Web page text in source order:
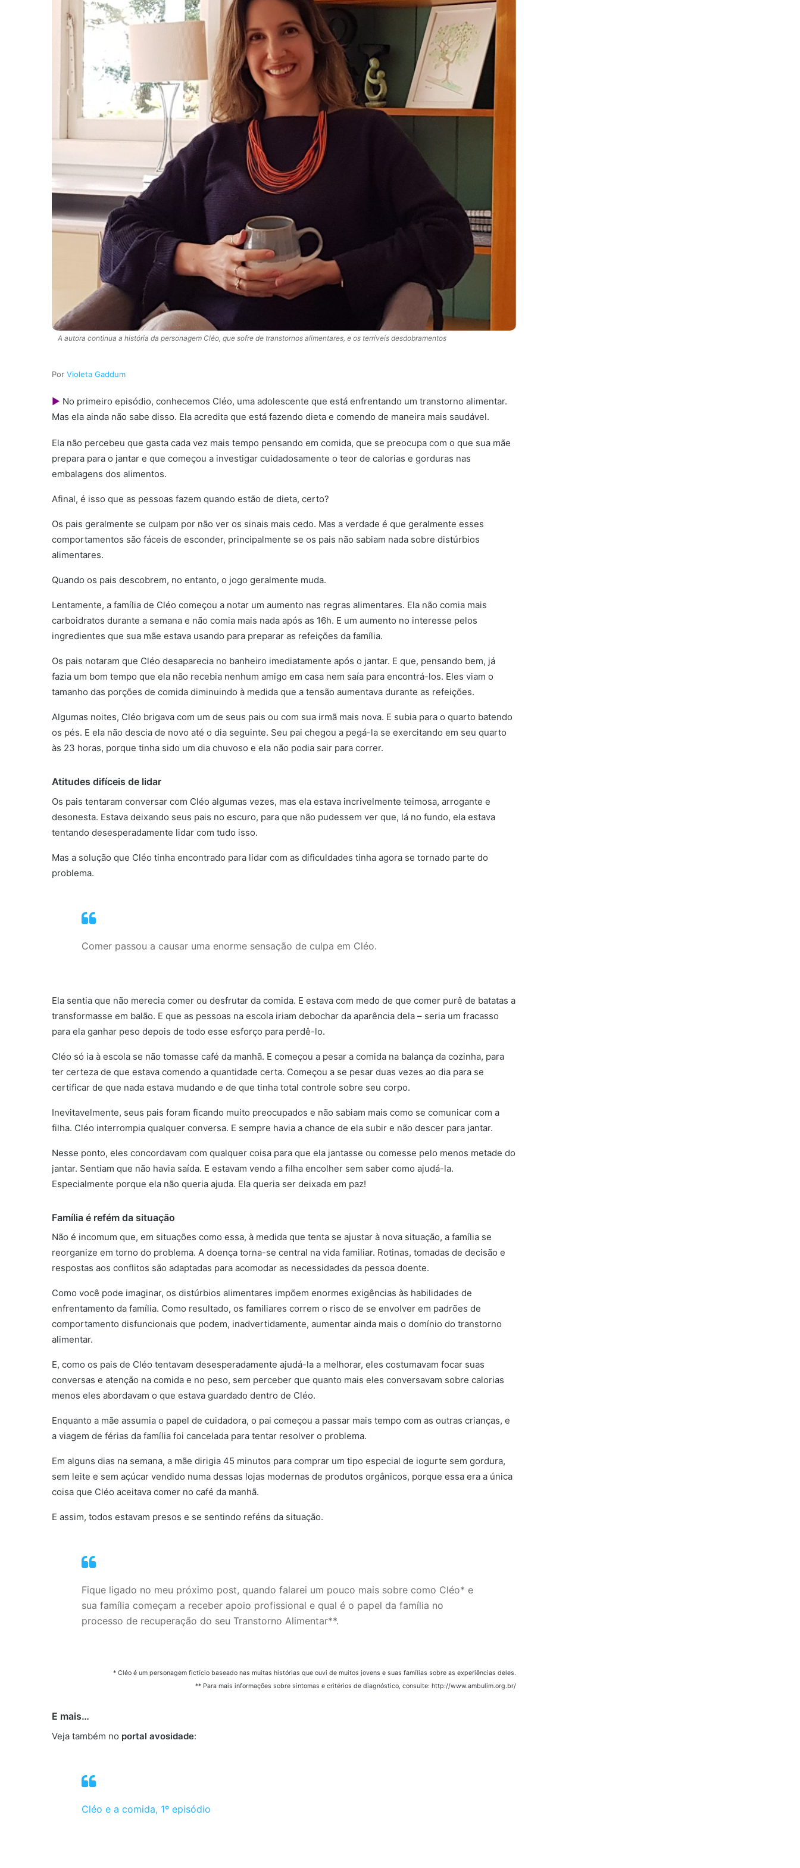
A autora continua a história da personagem Cléo, que sofre de transtornos alimentares, e os terríveis desdobramentos
Violeta Gaddum
► No primeiro episódio, conhecemos Cléo, uma adolescente que está enfrentando um transtorno alimentar.
Mas ela ainda não sabe disso. Ela acredita que está fazendo dieta e comendo de maneira mais saudável.
Ela não percebeu que gasta cada vez mais tempo pensando em comida, que se preocupa com o que sua mãe
prepara para o jantar e que começou a investigar cuidadosamente o teor de calorias e gorduras nas
embalagens dos alimentos.
Afinal, é isso que as pessoas fazem quando estão de dieta, certo?
Os pais geralmente se culpam por não ver os sinais mais cedo. Mas a verdade é que geralmente esses
comportamentos são fáceis de esconder, principalmente se os pais não sabiam nada sobre distúrbios
alimentares.
Quando os pais descobrem, no entanto, o jogo geralmente muda.
Lentamente, a família de Cléo começou a notar um aumento nas regras alimentares. Ela não comia mais
carboidratos durante a semana e não comia mais nada após as 16h. E um aumento no interesse pelos
ingredientes que sua mãe estava usando para preparar as refeições da família.
Os pais notaram que Cléo desaparecia no banheiro imediatamente após o jantar. E que, pensando bem, já
fazia um bom tempo que ela não recebia nenhum amigo em casa nem saía para encontrá-los. Eles viam o
tamanho das porções de comida diminuindo à medida que a tensão aumentava durante as refeições.
Algumas noites, Cléo brigava com um de seus pais ou com sua irmã mais nova. E subia para o quarto batendo
os pés. E ela não descia de novo até o dia seguinte. Seu pai chegou a pegá-la se exercitando em seu quarto
às 23 horas, porque tinha sido um dia chuvoso e ela não podia sair para correr.
Atitudes difíceis de lidar
Os pais tentaram conversar com Cléo algumas vezes, mas ela estava incrivelmente teimosa, arrogante e
desonesta. Estava deixando seus pais no escuro, para que não pudessem ver que, lá no fundo, ela estava
tentando desesperadamente lidar com tudo isso.
Mas a solução que Cléo tinha encontrado para lidar com as dificuldades tinha agora se tornado parte do
problema.
Comer passou a causar uma enorme sensação de culpa em Cléo.
Ela sentia que não merecia comer ou desfrutar da comida. E estava com medo de que comer purê de batatas a
transformasse em balão. E que as pessoas na escola iriam debochar da aparência dela – seria um fracasso
para ela ganhar peso depois de todo esse esforço para perdê-lo.
Cléo só ia à escola se não tomasse café da manhã. E começou a pesar a comida na balança da cozinha, para
ter certeza de que estava comendo a quantidade certa. Começou a se pesar duas vezes ao dia para se
certificar de que nada estava mudando e de que tinha total controle sobre seu corpo.
Inevitavelmente, seus pais foram ficando muito preocupados e não sabiam mais como se comunicar com a
filha. Cléo interrompia qualquer conversa. E sempre havia a chance de ela subir e não descer para jantar.
Nesse ponto, eles concordavam com qualquer coisa para que ela jantasse ou comesse pelo menos metade do
jantar. Sentiam que não havia saída. E estavam vendo a filha encolher sem saber como ajudá-la.
Especialmente porque ela não queria ajuda. Ela queria ser deixada em paz!
Família é refém da situação
Não é incomum que, em situações como essa, à medida que tenta se ajustar à nova situação, a família se
reorganize em torno do problema. A doença torna-se central na vida familiar. Rotinas, tomadas de decisão e
respostas aos conflitos são adaptadas para acomodar as necessidades da pessoa doente.
Como você pode imaginar, os distúrbios alimentares impõem enormes exigências às habilidades de
enfrentamento da família. Como resultado, os familiares correm o risco de se envolver em padrões de
comportamento disfuncionais que podem, inadvertidamente, aumentar ainda mais o domínio do transtorno
alimentar.
E, como os pais de Cléo tentavam desesperadamente ajudá-la a melhorar, eles costumavam focar suas
conversas e atenção na comida e no peso, sem perceber que quanto mais eles conversavam sobre calorias
menos eles abordavam o que estava guardado dentro de Cléo.
Enquanto a mãe assumia o papel de cuidadora, o pai começou a passar mais tempo com as outras crianças, e
a viagem de férias da família foi cancelada para tentar resolver o problema.
Em alguns dias na semana, a mãe dirigia 45 minutos para comprar um tipo especial de iogurte sem gordura,
sem leite e sem açúcar vendido numa dessas lojas modernas de produtos orgânicos, porque essa era a única
coisa que Cléo aceitava comer no café da manhã.
E assim, todos estavam presos e se sentindo reféns da situação.
Fique ligado no meu próximo post, quando falarei um pouco mais sobre como Cléo* e
sua família começam a receber apoio profissional e qual é o papel da família no
processo de recuperação do seu Transtorno Alimentar**.
* Cléo é um personagem fictício baseado nas muitas histórias que ouvi de muitos jovens e suas famílias sobre as experiências deles.
** Para mais informações sobre sintomas e critérios de diagnóstico, consulte: http://www.ambulim.org.br/
E mais…
Veja também no portal avosidade:
Cléo e a comida, 1º episódio